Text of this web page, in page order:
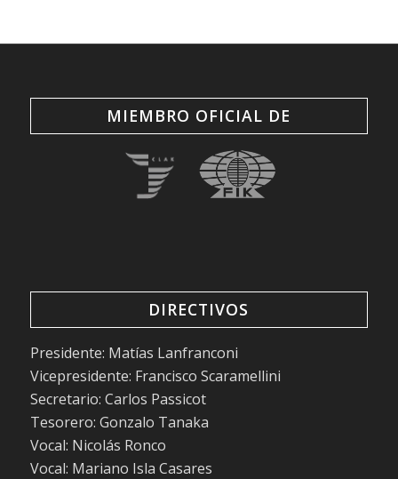
MIEMBRO OFICIAL DE
DIRECTIVOS
Presidente: Matías Lanfranconi
Vicepresidente: Francisco Scaramellini
Secretario: Carlos Passicot
Tesorero: Gonzalo Tanaka
Vocal: Nicolás Ronco
Vocal: Mariano Isla Casares